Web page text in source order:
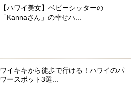
【ハワイ美女】ベビーシッターの
「Kannaさん」の幸せハ...
ワイキキから徒歩で行ける！ハワイのパ
ワースポット3選...